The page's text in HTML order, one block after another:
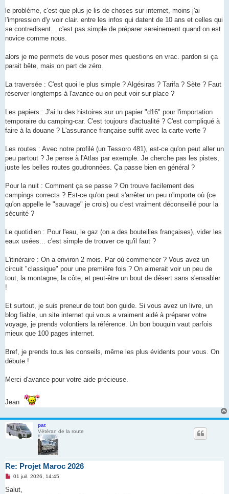
le problème, c'est que plus je lis de choses sur internet, moins j'ai
l'impression d'y voir clair. entre les infos qui datent de 10 ans et celles qui
se contredisent... c'est pas simple de préparer sereinement quand on est
novice comme nous.
alors je me permets de vous poser mes questions en vrac. pardon si ça
parait bête, mais on part de zéro.
La traversée : C'est quoi le plus simple ? Algésiras ? Tarifa ? Sète ? Faut
réserver longtemps à l'avance ou on peut voir sur place ?
Les papiers : J'ai lu des histoires sur un papier "d16" pour l'importation
temporaire du camping-car. C'est toujours d'actualité ? C'est compliqué à
faire à la douane ? L'assurance française suffit avec la carte verte ?
Les routes : Avec notre profilé (un Tessoro 481), est-ce qu'on peut aller un
peu partout ? Je pense à l'Atlas par exemple. Je cherche pas les pistes,
juste les belles routes goudronnées. Ça passe bien en général ?
Pour la nuit : Comment ça se passe ? On trouve facilement des
campings corrects ? Est-ce qu'on peut s'arrêter un peu n'importe où (ce
qu'on appelle le "sauvage" je crois) ou c'est vraiment déconseillé pour la
sécurité ?
Le quotidien : Pour l'eau, le gaz (on a des bouteilles françaises), vider les
eaux usées... c'est simple de trouver ce qu'il faut ?
L'itinéraire : On a environ 2 mois. Par où commencer ? Vous avez un
circuit "classique" pour une première fois ? On aimerait voir un peu de
tout, la montagne, la côte, et peut-être un bout de désert sans s'ensabler
!
Et surtout, je suis preneur de tout bon guide. Si vous avez un livre, un
blog fiable, un site internet qui vous a vraiment aidé à préparer votre
voyage, je prends volontiers la référence. Un bon bouquin vaut parfois
mieux que 100 pages internet.
Bref, je prends tous les conseils, même les plus évidents pour vous. On
débute !
Merci d'avance pour votre aide précieuse.
Jean
pat
Vétéran de la route
Re: Projet Maroc 2026
M
s
01 juil. 2026, 14:45
Salut,